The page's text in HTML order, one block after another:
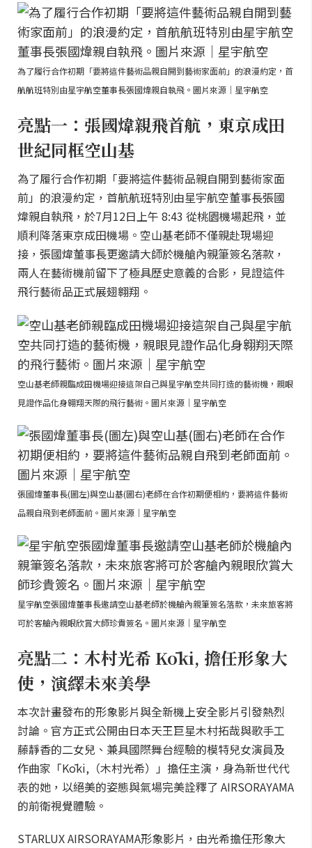
為了履行合作初期「要將這件藝術品親自開到藝術家面前」的浪漫約定，首
航航班特別由星宇航空董事長張國煒親自執飛。圖片來源｜星宇航空
亮點一：張國煒親飛首航，東京成田
世紀同框空山基
為了履行合作初期「要將這件藝術品親自開到藝術家面
前」的浪漫約定，首航航班特別由星宇航空董事長張國
煒親自執飛，於7月12日上午 8:43 從桃園機場起飛，並
順利降落東京成田機場。空山基老師不僅親赴現場迎
接，張國煒董事長更邀請大師於機艙內親筆簽名落款，
兩人在藝術機前留下了極具歷史意義的合影，見證這件
飛行藝術品正式展翅翱翔。
空山基老師親臨成田機場迎接這架自己與星宇航空共同打造的藝術機，親眼
見證作品化身翱翔天際的飛行藝術。圖片來源｜星宇航空
張國煒董事長(圖左)與空山基(圖右)老師在合作初期便相約，要將這件藝術
品親自飛到老師面前。圖片來源｜星宇航空
星宇航空張國煒董事長邀請空山基老師於機艙內親筆簽名落款，未來旅客將
可於客艙內親眼欣賞大師珍貴簽名。圖片來源｜星宇航空
亮點二：木村光希 Kōki, 擔任形象大
使，演繹未來美學
本次計畫發布的形象影片與全新機上安全影片引發熱烈
討論。官方正式公開由日本天王巨星木村拓哉與歌手工
藤靜香的二女兒、兼具國際舞台經驗的模特兒女演員及
作曲家「Kōki,（木村光希）」擔任主演，身為新世代代
表的她，以絕美的姿態與氣場完美詮釋了 AIRSORAYAMA
的前衛視覺體驗。
STARLUX AIRSORAYAMA形象影片，由光希擔任形象大